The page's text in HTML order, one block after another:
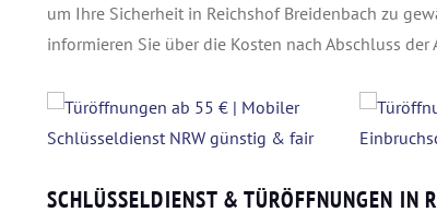
um Ihre Sicherheit in Reichshof Breidenbach zu
informieren Sie über die Kosten nach Abschluss
SCHLÜSSELDIENST & TÜRÖFFNUNGEN IN